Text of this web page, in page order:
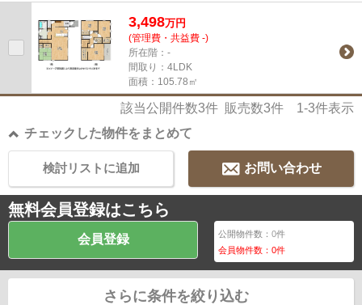
3,498万円
(管理費・共益費 -)
所在階：-
間取り：4LDK
面積：105.78㎡
該当公開件数3件 販売数3件 1-3件表示
チェックした物件をまとめて
お問い合わせ
検討リストに追加
無料会員登録はこちら
会員登録 公開物件数：0件
会員物件数：0件
さらに条件を絞り込む